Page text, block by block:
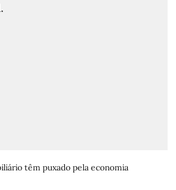
têm puxado pela economia